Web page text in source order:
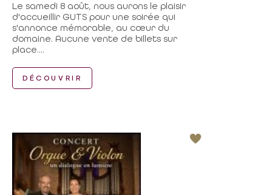
Le samedi 8 août, nous aurons le plaisir
d'accueillir GUTS pour une soirée qui
s'annonce mémorable, au cœur du
domaine. Aucune vente de billets sur
place....
DÉCOUVRIR